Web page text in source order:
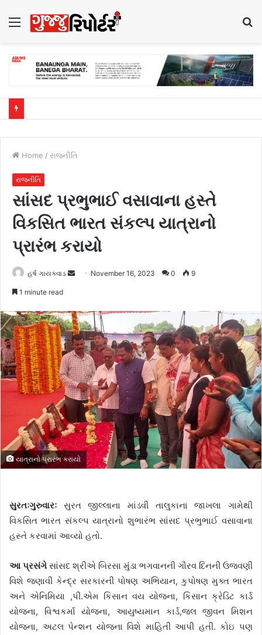
Menu
Home / રાજનીતિ
રાજનીતિ
સાંસદ પ્રભુભાઈ વસાવાના હસ્તે
વિકસિત ભારત સંકલ્પ યાત્રાનો
પ્રારંભ કરાયો
હર્ષ ગાયક્વાડ
d
a
n
e
m
a
i
November 16, 2023 0 9
1 minute read
યાત્રાનો પ્રારંભ કરાયો
સુરતઃગુરુવારઃ સુરત જીલ્લાના માંડવી તાલુકાના જાખલા ગામેથી
વિકસિત ભારત સંકલ્પ યાત્રાનો શુભારંભ સાંસદ પ્રભુભાઈ વસાવાના
હસ્તે કરવામાં આવ્યો હતો.
આ પ્રસંગે સાંસદ શ્રીએ બિરસા મુંડા ભગવાનની ગૌરવ દિનની ઉજવણી
વિશે જણાવી કેન્દ્ર સરકારની પોષણ અભિયાન, કુપોષણ મુક્ત ભારત
અને એનિમિયા ,પી.એમ કિસાન વય યોજના, કિસાન ક્રેડિટ કાર્ડ
યોજના, વિશ્વકર્મા યોજના, આયુષ્યમાન કાર્ડ,જલ જીવન મિશન
યોજના, અટલ પેન્શન યોજના વિશે માહિતી આપી હતી. કોઇ પણ